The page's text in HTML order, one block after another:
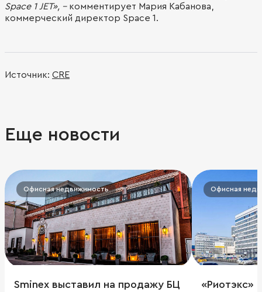
Space 1 JET», – комментирует Мария Кабанова,
коммерческий директор Space 1.
Источник: CRE
Еще новости
Офисная недвижимость
Sminex выставил на продажу БЦ
Офисная
«Риотэкс»